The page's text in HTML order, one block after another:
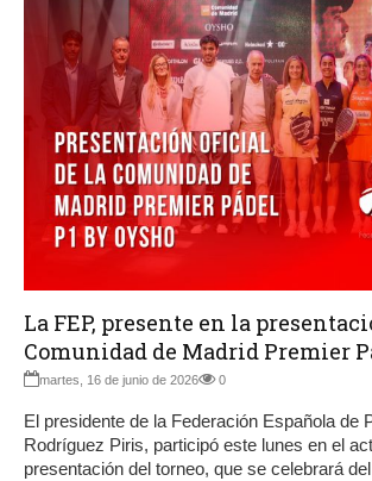
La FEP, presente en la
Comunidad de Madrid Premier
martes, 16 de junio de 2026 0
El presidente de la Federación Española de
Rodríguez Piris, participó este lunes en el
presentación del torneo, que se celebrará